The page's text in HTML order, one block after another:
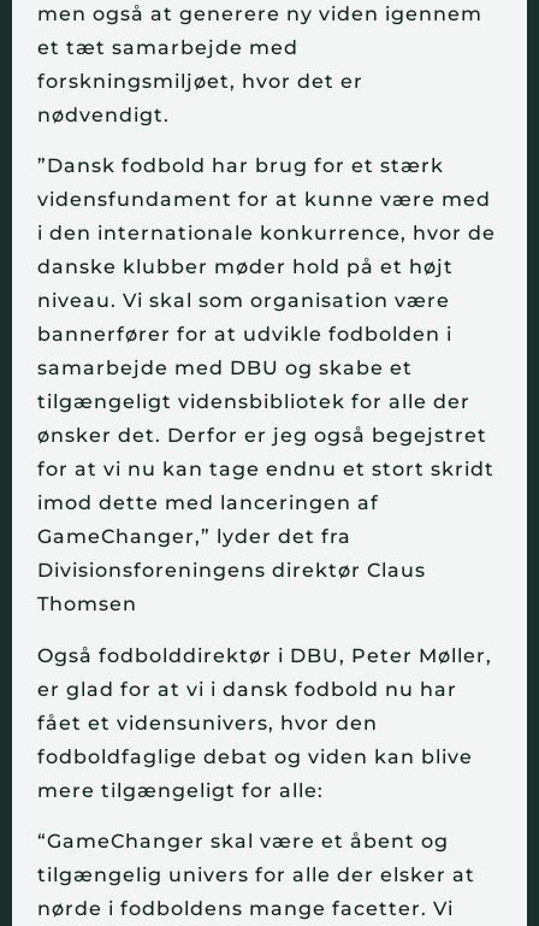
men også at generere ny viden igennem
et tæt samarbejde med
forskningsmiljøet, hvor det er
nødvendigt.
”Dansk fodbold har brug for et stærk
vidensfundament for at kunne være med
i den internationale konkurrence, hvor de
danske klubber møder hold på et højt
niveau. Vi skal som organisation være
bannerfører for at udvikle fodbolden i
samarbejde med DBU og skabe et
tilgængeligt vidensbibliotek for alle der
ønsker det. Derfor er jeg også begejstret
for at vi nu kan tage endnu et stort skridt
imod dette med lanceringen af
GameChanger,” lyder det fra
Divisionsforeningens direktør Claus
Thomsen
Også fodbolddirektør i DBU, Peter Møller,
er glad for at vi i dansk fodbold nu har
fået et vidensunivers, hvor den
fodboldfaglige debat og viden kan blive
mere tilgængeligt for alle:
“GameChanger skal være et åbent og
tilgængelig univers for alle der elsker at
nørde i fodboldens mange facetter. Vi